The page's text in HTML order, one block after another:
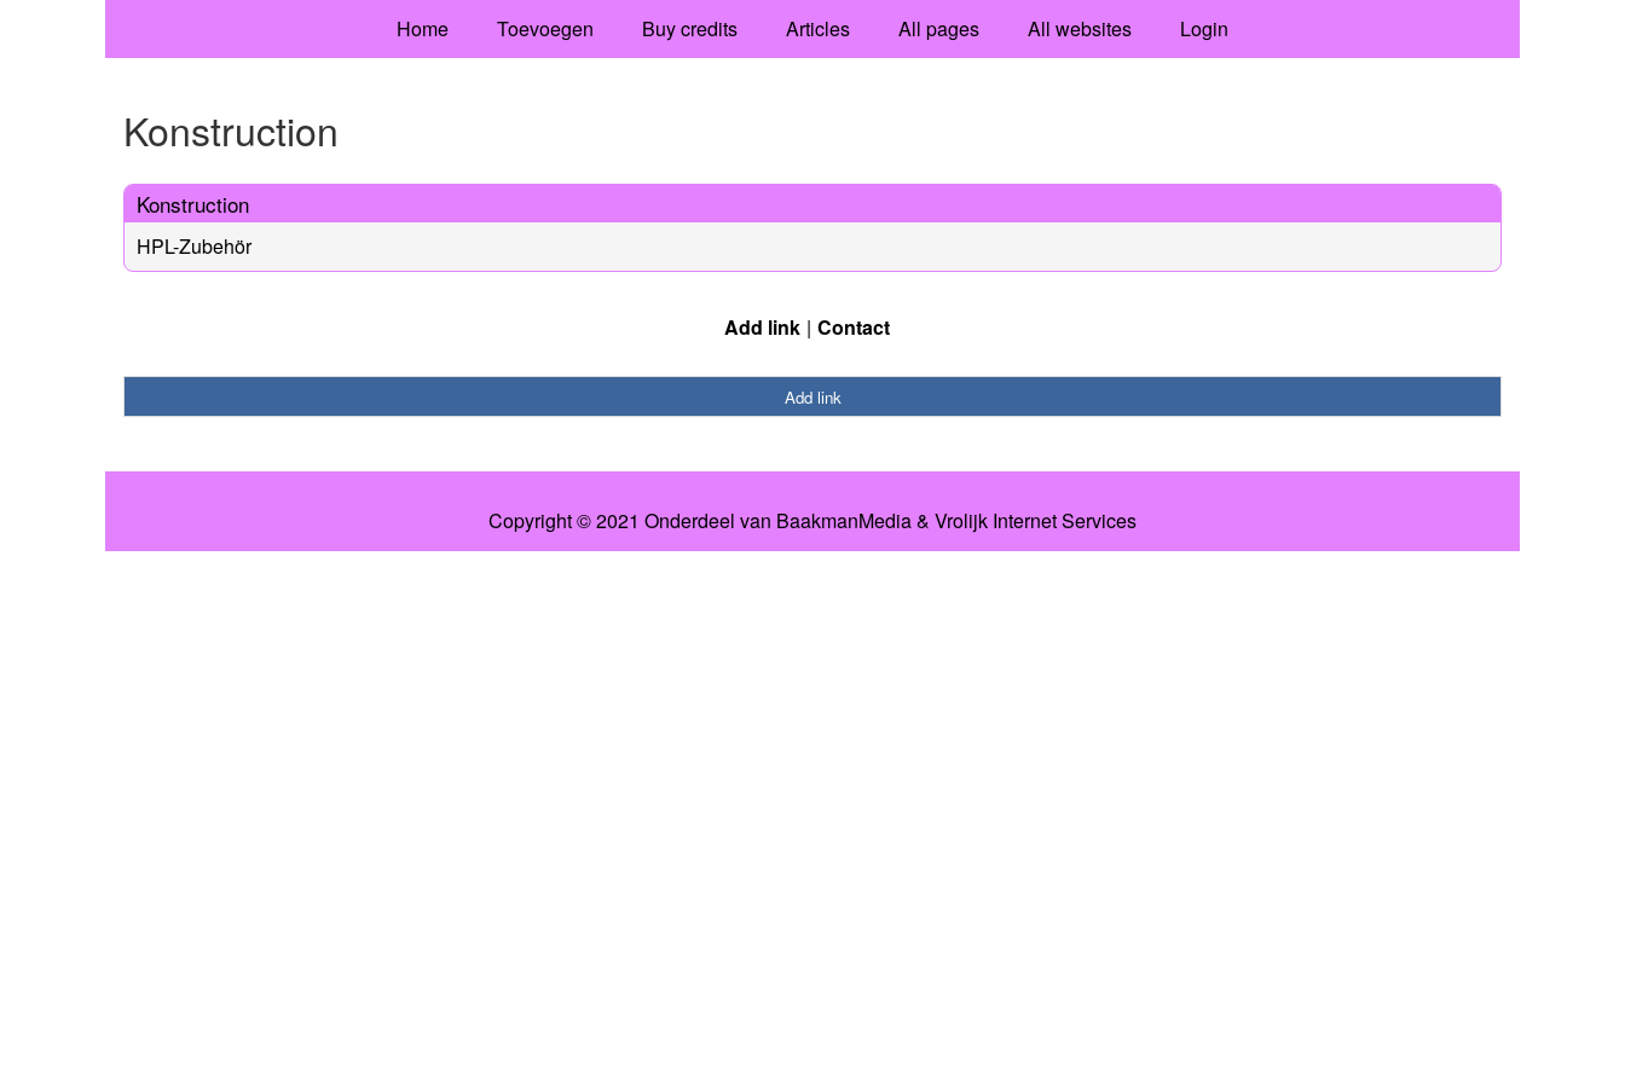
Home Toevoegen Buy credits Articles All pages All websites Login
Konstruction
Konstruction
HPL-Zubehör
Add link Contact
Add link
Copyright © 2021 Onderdeel van BaakmanMedia& Vrolijk Internet Services